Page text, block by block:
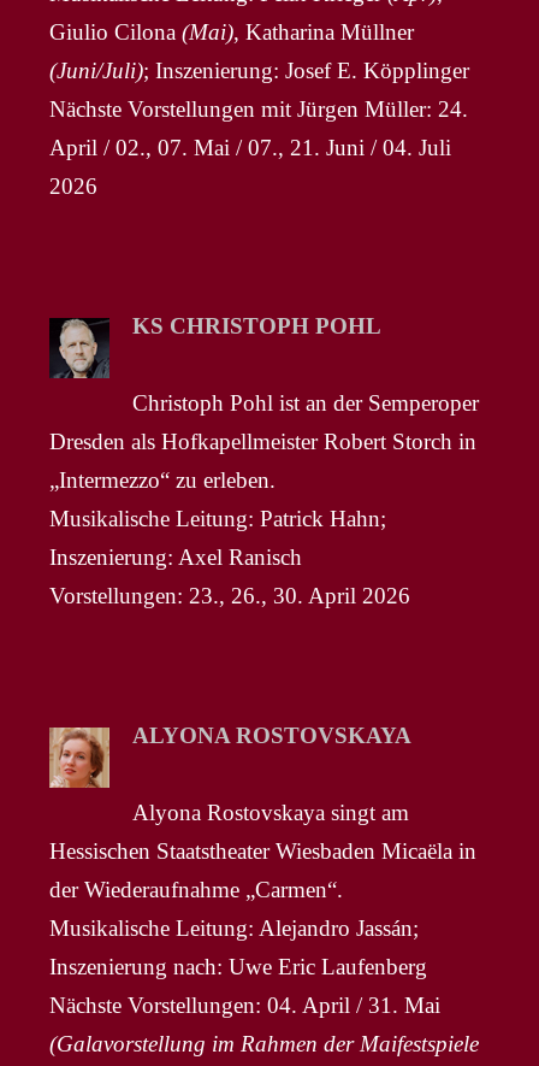
Giulio Cilona(Mai), Katharina Müllner
(Juni/Juli); Inszenierung: Josef E. Köpplinger
Nächste Vorstellungen mit Jürgen Müller: 24.
April / 02., 07. Mai / 07., 21. Juni / 04. Juli
2026
KS CHRISTOPH POHL
Christoph Pohl ist an der Semperoper
Dresden als Hofkapellmeister Robert Storch in
„Intermezzo“ zu erleben.
Musikalische Leitung: Patrick Hahn;
Inszenierung: Axel Ranisch
Vorstellungen: 23., 26., 30. April 2026
ALYONA ROSTOVSKAYA
Alyona Rostovskaya singt am
Hessischen Staatstheater Wiesbaden Micaëla in
der Wiederaufnahme „Carmen“.
Musikalische Leitung: Alejandro Jassán;
Inszenierung nach: Uwe Eric Laufenberg
Nächste Vorstellungen: 04. April / 31. Mai
(Galavorstellung im Rahmen der Maifestspiele